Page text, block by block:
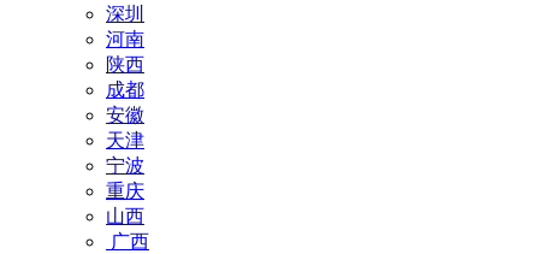
深圳
河南
陕西
成都
安徽
天津
宁波
重庆
山西
广西